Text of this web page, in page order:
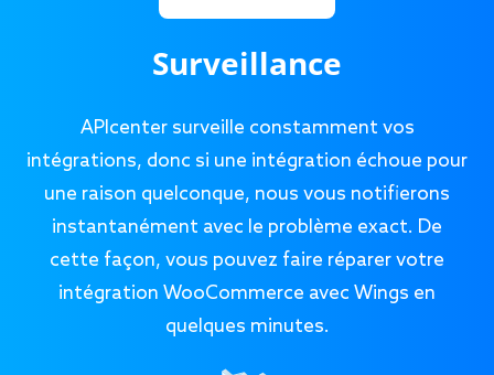
Surveillance
APIcenter surveille constamment vos
intégrations, donc si une intégration échoue pour
une raison quelconque, nous vous notifierons
instantanément avec le problème exact. De
cette façon, vous pouvez faire réparer votre
intégration WooCommerce avec Wings en
quelques minutes.